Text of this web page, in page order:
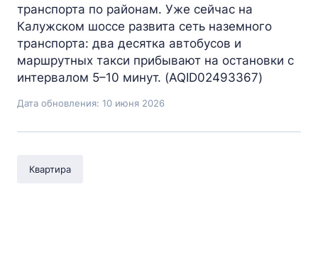
транспорта по районам. Уже сейчас на
Калужском шоссе развита сеть наземного
транспорта: два десятка автобусов и
маршрутных такси прибывают на остановки с
интервалом 5–10 минут. (AQID02493367)
Дата обновления: 10 июня 2026
Квартира